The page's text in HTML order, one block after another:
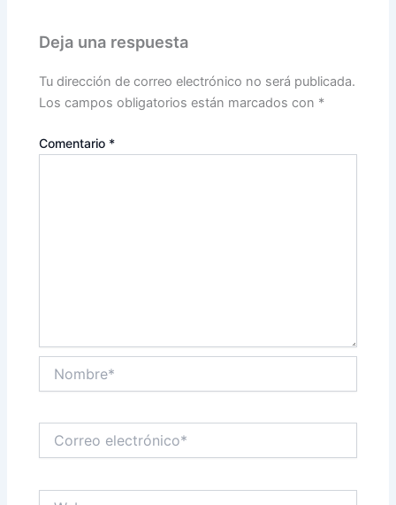
Deja una respuesta
Tu dirección de correo electrónico no será publicada.
Los campos obligatorios están marcados con *
Comentario *
electrónico*